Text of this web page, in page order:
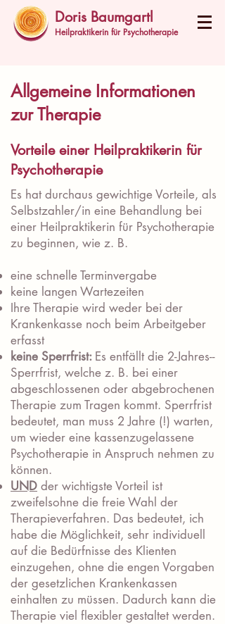
Doris Baumgartl
Heilpraktikerin für Psychotherapie
Allgemeine Informationen
zur Therapie
Vorteile einer Heilpraktikerin für
Psychotherapie
Es hat durchaus gewichtige Vorteile, als
Selbstzahler/in eine Behandlung bei
einer Heilpraktikerin für Psychotherapie
zu beginnen, wie z. B.
eine schnelle Terminvergabe
keine langen Wartezeiten
Ihre Therapie wird weder bei der
Krankenkasse noch beim Arbeitgeber
erfasst
keine Sperrfrist: Es entfällt die 2-Jahres--
Sperrfrist, welche z. B. bei einer
abgeschlossenen oder abgebrochenen
Therapie zum Tragen kommt. Sperrfrist
bedeutet, man muss 2 Jahre (!) warten,
um wieder eine kassenzugelassene
Psychotherapie in Anspruch nehmen zu
können.
UND der wichtigste Vorteil ist
zweifelsohne die freie Wahl der
Therapieverfahren. Das bedeutet, ich
habe die Möglichkeit, sehr individuell
auf die Bedürfnisse des Klienten
einzugehen, ohne die engen Vorgaben
der gesetzlichen Krankenkassen
einhalten zu müssen. Dadurch kann die
Therapie viel flexibler gestaltet werden.